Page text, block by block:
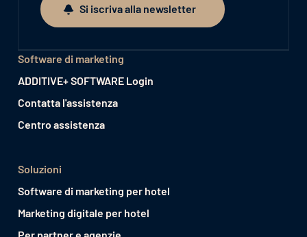
Si iscriva alla newsletter
Si iscriva alla newsletter
Software di marketing
ADDITIVE+ SOFTWARE Login
Contatta l'assistenza
Centro assistenza
Soluzioni
Software di marketing per hotel
Marketing digitale per hotel
Per partner e agenzie